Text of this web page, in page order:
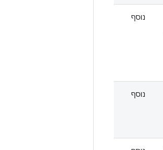
נוסף
נוסף